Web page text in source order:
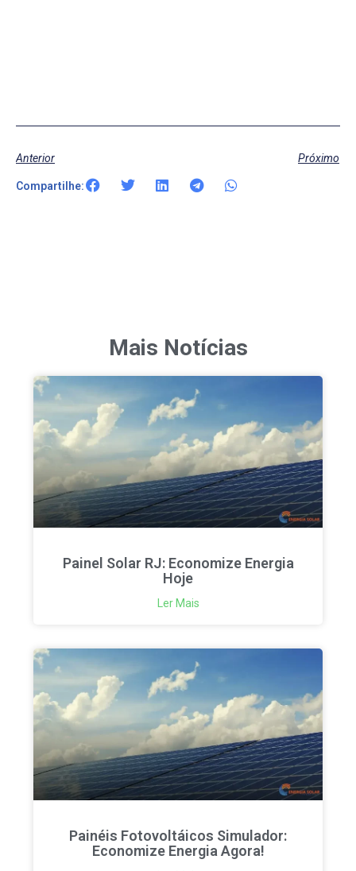
Anterior Próximo
Compartilhe:
Mais Notícias
Painel Solar RJ: Economize Energia
Hoje
Ler Mais
Painéis Fotovoltáicos Simulador:
Economize Energia Agora!